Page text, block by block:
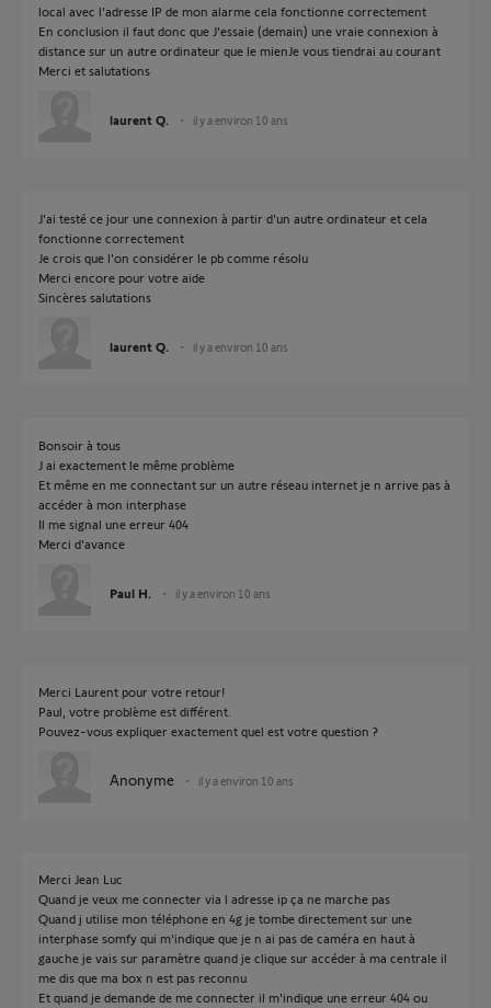
local avec l'adresse IP de mon alarme cela fonctionne correctement
En conclusion il faut donc que J'essaie (demain) une vraie connexion à
distance sur un autre ordinateur que le mienJe vous tiendrai au courant
Merci et salutations
laurent Q. il y a environ 10 ans
J'ai testé ce jour une connexion à partir d'un autre ordinateur et cela
fonctionne correctement
Je crois que l'on considérer le pb comme résolu
Merci encore pour votre aide
Sincères salutations
laurent Q. il y a environ 10 ans
Bonsoir à tous
J ai exactement le même problème
Et même en me connectant sur un autre réseau internet je n arrive pas à
accéder à mon interphase
Il me signal une erreur 404
Merci d'avance
Paul H. il y a environ 10 ans
Merci Laurent pour votre retour!
Paul, votre problème est différent.
Pouvez-vous expliquer exactement quel est votre question ?
Anonyme il y a environ 10 ans
Merci Jean Luc
Quand je veux me connecter via l adresse ip ça ne marche pas
Quand j utilise mon téléphone en 4g je tombe directement sur une
interphase somfy qui m'indique que je n ai pas de caméra en haut à
gauche je vais sur paramètre quand je clique sur accéder à ma centrale il
me dis que ma box n est pas reconnu
Et quand je demande de me connecter il m'indique une erreur 404 ou